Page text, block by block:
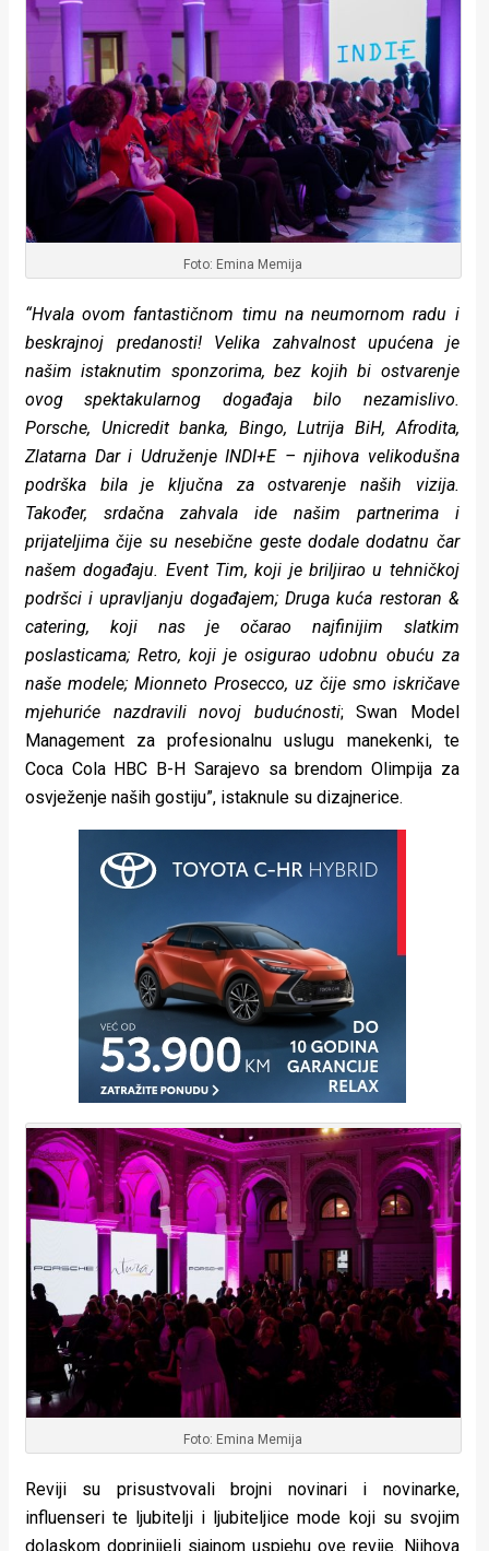
Foto: Emina Memija
“Hvala ovom fantastičnom timu na neumornom radu i
beskrajnoj predanosti! Velika zahvalnost upućena je
našim istaknutim sponzorima, bez kojih bi ostvarenje
ovog spektakularnog događaja bilo nezamislivo.
Porsche, Unicredit banka, Bingo, Lutrija BiH, Afrodita,
Zlatarna Dar i Udruženje INDI+E – njihova velikodušna
podrška bila je ključna za ostvarenje naših vizija.
Također, srdačna zahvala ide našim partnerima i
prijateljima čije su nesebične geste dodale dodatnu čar
našem događaju. Event Tim, koji je briljirao u tehničkoj
podršci i upravljanju događajem; Druga kuća restoran &
catering, koji nas je očarao najfinijim slatkim
poslasticama; Retro, koji je osigurao udobnu obuću za
naše modele; Mionneto Prosecco, uz čije smo iskričave
mjehuriće nazdravili novoj budućnosti; Swan Model
Management za profesionalnu uslugu manekenki, te
Coca Cola HBC B-H Sarajevo sa brendom Olimpija za
osvježenje naših gostiju”, istaknule su dizajnerice.
Foto: Emina Memija
Reviji su prisustvovali brojni novinari i novinarke,
influenseri te ljubitelji i ljubiteljice mode koji su svojim
dolaskom doprinijeli sjajnom uspjehu ove revije. Njihova